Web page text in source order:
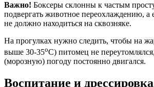
Важно! Боксеры склонны к частым
подвергать животное переохлаждению, а
не должно находиться на сквозняке.
На прогулках нужно следить, чтобы на
выше 30-35оС) питомец не
(морозную) погоду постоянно двигался.
Воспитание и дрессировка